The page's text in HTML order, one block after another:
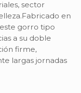
sector
en
gorro tipo
a su doble
firme,
largas jornadas